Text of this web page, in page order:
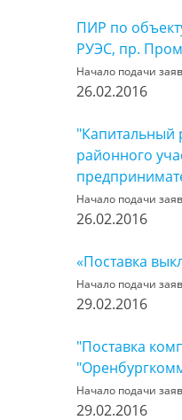
ПИР по
РУЭС, пр.
Начало подачи
26.02.2016
"Капитальный
районного
Начало подачи
26.02.2016
«Поставка
Начало подачи
29.02.2016
"Поставка
Начало подачи
29.02.2016